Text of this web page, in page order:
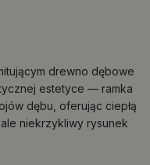
drewno dębowe
estetyce — ramka
dębu, oferując ciepłą
niekrzykliwy rysunek